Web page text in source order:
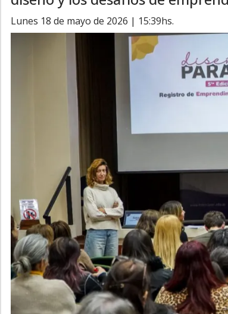
lunes 18 de mayo de 2026 | 15:39hs.